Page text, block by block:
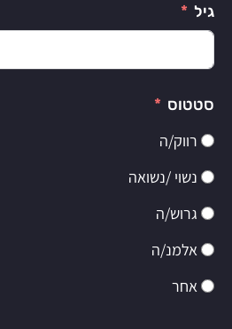
גיל
סטטוס
רווק/ה
נשוי /נשואה
גרוש/ה
אלמנ/ה
אחר